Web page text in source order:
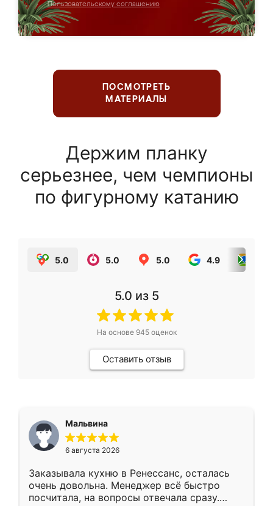
Пользовательскому соглашению
ПОСМОТРЕТЬ
МАТЕРИАЛЫ
Держим планку
серьезнее, чем чемпионы
по фигурному катанию
5.0 5.0 5.0 4.9
5.0 из 5
На основе 945оценок
Оставить отзыв
Мальвина
6 августа 2026
Заказывала кухню в Ренессанс, осталась
очень довольна. Менеджер всё быстро
посчитала, на вопросы отвечала сразу.